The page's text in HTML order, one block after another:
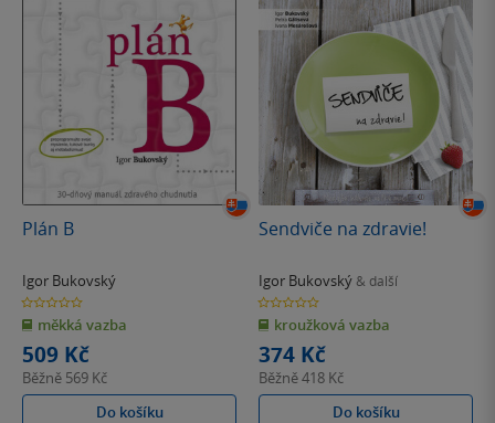
Plán B
Igor Bukovský
0.0
z
5
hvězdiček
měkká vazba
509 Kč
Běžně 569 Kč
Do košíku
Sendviče na zdravie!
Igor Bukovský & další
0.0
z
5
hvězdiček
kroužková vazba
374 Kč
Běžně418 Kč
Do košíku